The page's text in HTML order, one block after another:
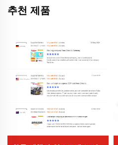
추천 제품